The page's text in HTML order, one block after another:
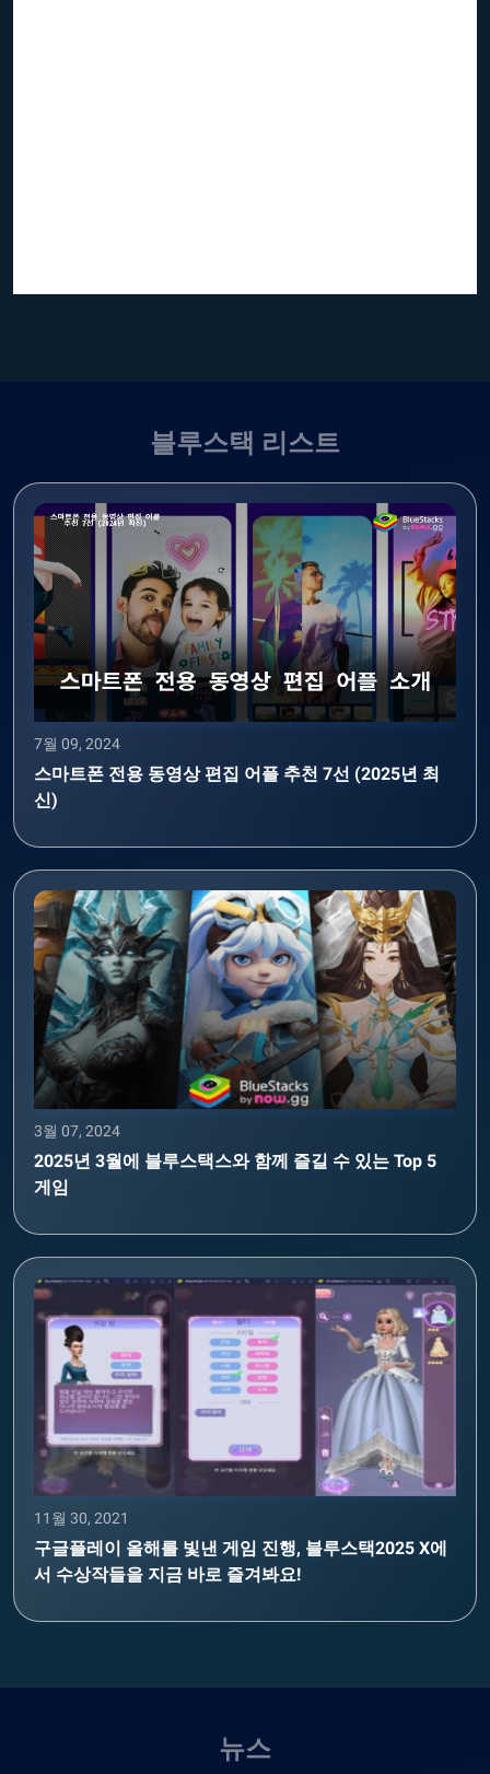
블루스택 리스트
7월 09, 2024
스마트폰 전용 동영상 편집 어플 추천 7선 (2025년 최
신)
3월 07, 2024
2025년 3월에 블루스택스와 함께 즐길 수 있는 Top 5
게임
11월 30, 2021
구글플레이 올해를 빛낸 게임 진행, 블루스택2025 X에
서 수상작들을 지금 바로 즐겨봐요!
뉴스